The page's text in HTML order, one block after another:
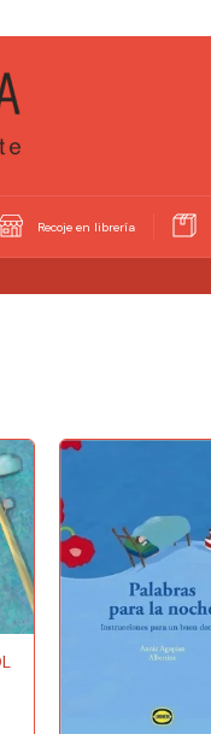
Recoje en librería